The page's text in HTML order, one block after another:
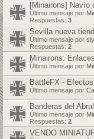
[Minairons] Navío
Último mensaje por
Respuestas: 3
Sevilla nueva
Último mensaje por sly
Respuestas: 2
Minairons:
Último mensaje por
BattleFX -
Último mensaje por
Banderas del
Último mensaje por
Respuestas: 2
VENDO